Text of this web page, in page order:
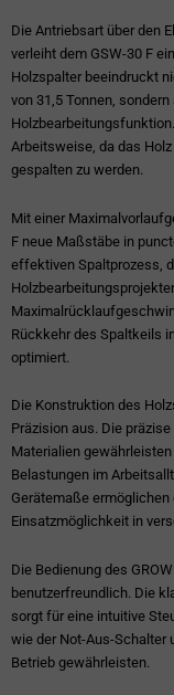
Die Antriebsart über den
verleiht dem GSW-30 F
Holzspalter beeindruckt
von 31,5 Tonnen,
Arbeitsweise, da das
gespalten zu werden.
Mit einer
F neue Maßstäbe in
effektiven Spaltprozess,
Rückkehr des Spaltkeils
optimiert.
Die Konstruktion des
Präzision aus. Die
Materialien
Belastungen im
Gerätemaße
Einsatzmöglichkeit in
Die Bedienung des
benutzerfreundlich. Die
sorgt für eine intuitive
wie der Not-Aus-Schalter
Betrieb gewährleisten.